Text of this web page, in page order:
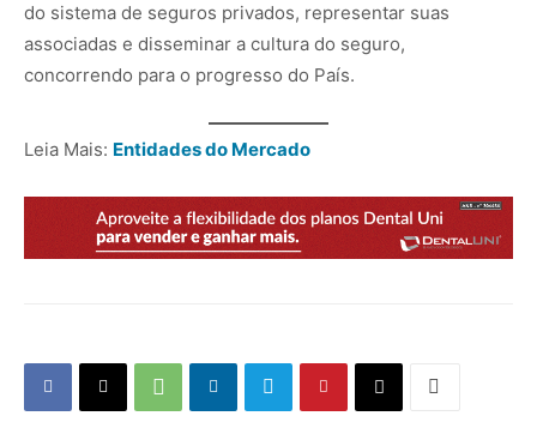
do sistema de seguros privados, representar suas
associadas e disseminar a cultura do seguro,
concorrendo para o progresso do País.
Leia Mais: Entidades do Mercado